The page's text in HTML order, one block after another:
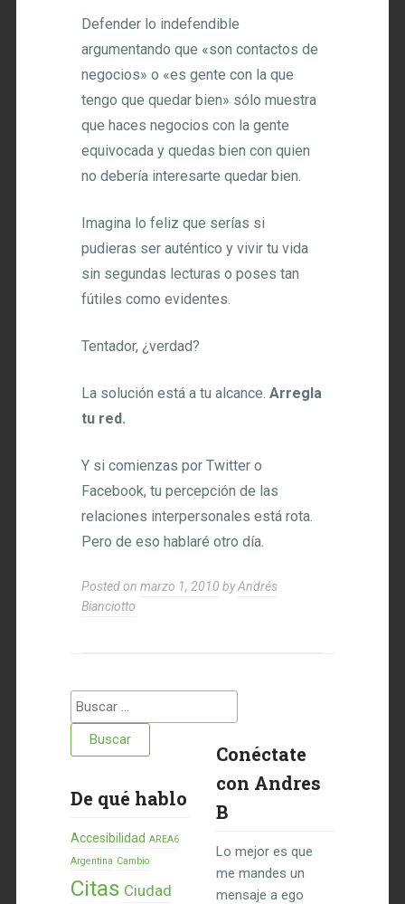
Defender lo indefendible
argumentando que «son contactos de
negocios» o «es gente con la que
tengo que quedar bien» sólo muestra
que haces negocios con la gente
equivocada y quedas bien con quien
no debería interesarte quedar bien.
Imagina lo feliz que serías si
pudieras ser auténtico y vivir tu vida
sin segundas lecturas o poses tan
fútiles como evidentes.
Tentador, ¿verdad?
La solución está a tu alcance.Arregla
tu red.
Y si comienzas por Twitter o
Facebook, tu percepción de las
relaciones interpersonales está rota.
Pero de eso hablaré otro día.
Posted onmarzo 1, 2010 byAndrés
Bianciotto
Buscar:
De qué hablo
Accesibilidad AREA6
Argentina Cambio
Citas Ciudad
Conéctate
con Andres
B
Lo mejor es que
me mandes un
mensaje a ego